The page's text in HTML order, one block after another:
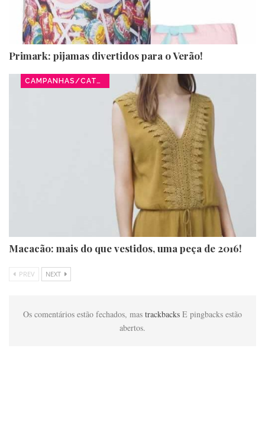
Primark: pijamas divertidos para o Verão!
CAMPANHAS/CATÁLOGOS
Macacão: mais do que vestidos, uma peça de 2016!
PREV NEXT
Os comentários estão fechados, mas trackbacks E pingbacks estão
abertos.